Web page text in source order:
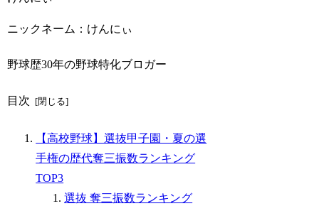
ニックネーム：けんにぃ
野球歴30年の野球特化ブロガー
目次
【高校野球】選抜甲子園・夏の選
手権の歴代奪三振数ランキング
TOP3
選抜 奪三振数ランキング